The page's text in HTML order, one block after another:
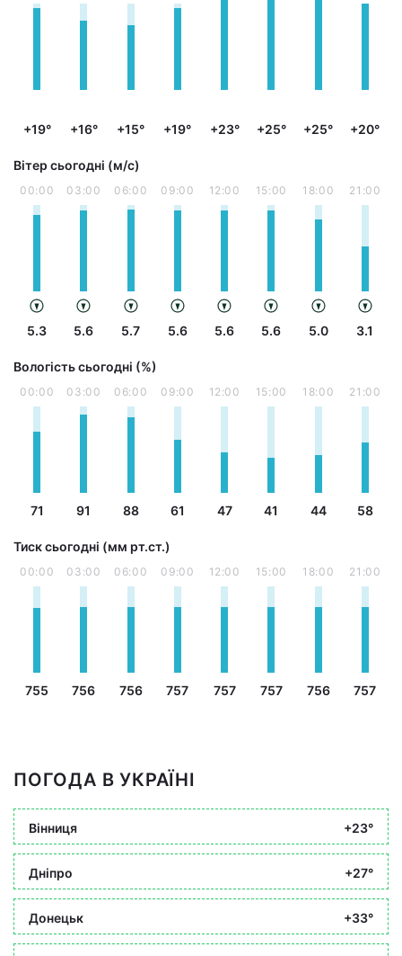
+19° +16° +15° +19° +23° +25° +25° +20°
Вітер сьогодні (м/с)
00:00
5.3
03:00
5.6
06:00
5.7
09:00
5.6
12:00
5.6
15:00
5.6
18:00
5.0
21:00
3.1
Вологість сьогодні (%)
00:00
71
03:00
91
06:00
88
09:00
61
12:00
47
15:00
41
18:00
44
21:00
58
Тиск сьогодні (мм рт.ст.)
00:00
755
03:00
756
06:00
756
09:00
757
12:00
757
15:00
757
18:00
756
21:00
757
ПОГОДА В УКРАЇНІ
Вінниця +23°
Дніпро +27°
Донецьк +33°